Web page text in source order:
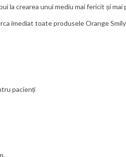
la crearea unui mediu mai fericit și
imediat toate produsele Orange
pacienți